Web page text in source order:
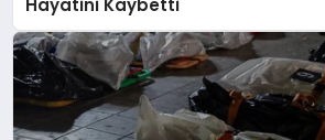
Hayatini Kaybetti